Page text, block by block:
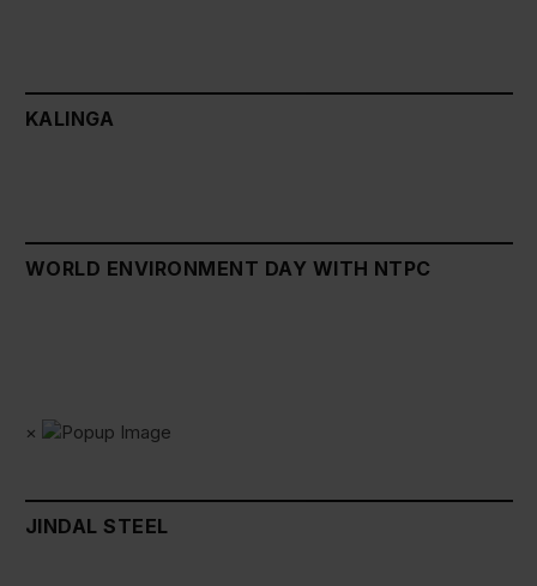
KALINGA
WORLD ENVIRONMENT DAY WITH NTPC
×
JINDAL STEEL